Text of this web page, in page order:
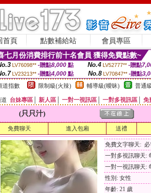
首頁 點數補給站 會員專區
七月份消費排行前十名會員 獲得免費點數~
LV76098** -贈點8,000點 No.4 LV52777** -贈點
LV23213** -贈點4,000 點 No.8 LV70847** -贈點
道指數
限制級(火辣) 輔導級(曖昧) 普通
台妹專區 新人區 一對一視訊區 一對多視訊區 免
(只只汁)
免費聊天 進入包廂 送禮
免費文字聊天:
一對多視訊聊天:
一對一視訊聊天:
性別: 女性
年齡: 21 歲